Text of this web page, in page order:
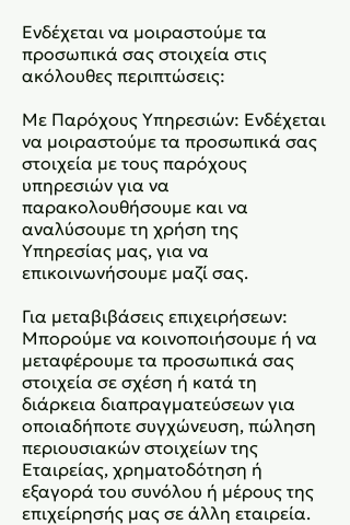
Ενδέχεται να μοιραστούμε τα
προσωπικά σας στοιχεία στις
ακόλουθες περιπτώσεις:
Με Παρόχους Υπηρεσιών: Ενδέχεται
να μοιραστούμε τα προσωπικά σας
στοιχεία με τους παρόχους
υπηρεσιών για να
παρακολουθήσουμε και να
αναλύσουμε τη χρήση της
Υπηρεσίας μας, για να
επικοινωνήσουμε μαζί σας.
Για μεταβιβάσεις επιχειρήσεων:
Μπορούμε να κοινοποιήσουμε ή να
μεταφέρουμε τα προσωπικά σας
στοιχεία σε σχέση ή κατά τη
διάρκεια διαπραγματεύσεων για
οποιαδήποτε συγχώνευση, πώληση
περιουσιακών στοιχείων της
Εταιρείας, χρηματοδότηση ή
εξαγορά του συνόλου ή μέρους της
επιχείρησής μας σε άλλη εταιρεία.